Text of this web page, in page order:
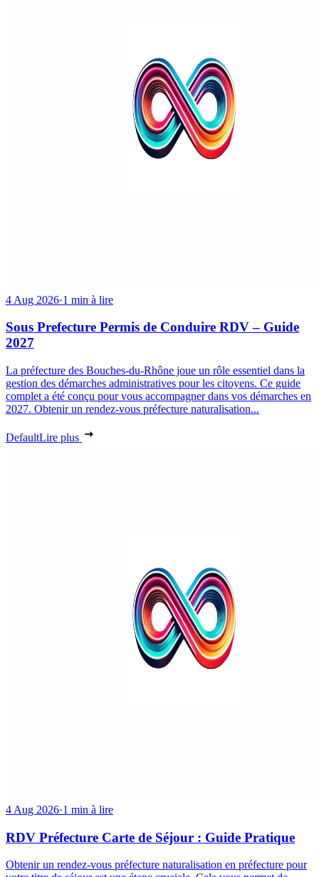
4 Aug 2026·1 min à lire
Sous Prefecture Permis de Conduire RDV – Guide
2027
La préfecture des Bouches-du-Rhône joue un rôle essentiel dans la
gestion des démarches administratives pour les citoyens. Ce guide
complet a été conçu pour vous accompagner dans vos démarches en
2027. Obtenir un rendez-vous préfecture naturalisation...
DefaultLire plus
4 Aug 2026·1 min à lire
RDV Préfecture Carte de Séjour : Guide Pratique
Obtenir un rendez-vous préfecture naturalisation en préfecture pour